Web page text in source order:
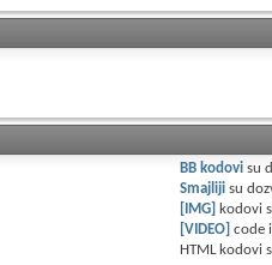
BB kodovi su
Smajliji su
[IMG] kodovi
[VIDEO] code
HTML kodovi